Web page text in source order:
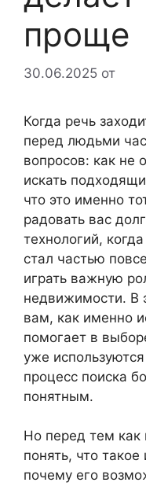
проще
30.06.2025 от
Когда речь
перед людьми
вопросов: как не
искать
что это именно
радовать вас
технологий,
стал частью
играть важную
недвижимости. В
вам, как именно
помогает в
уже
процесс поиска
понятным.
Но перед тем как
понять, что
почему его